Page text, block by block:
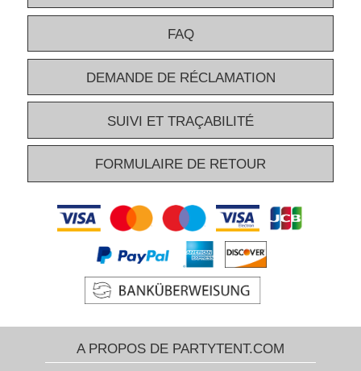
FAQ
DEMANDE DE RÉCLAMATION
SUIVI ET TRAÇABILITÉ
FORMULAIRE DE RETOUR
A PROPOS DE PARTYTENT.COM